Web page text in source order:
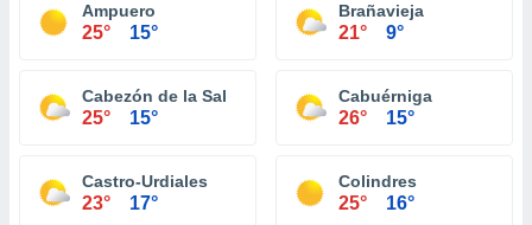
Ampuero
25° 15°
Brañavieja
21° 9°
Cabezón de la Sal
25° 15°
Cabuérniga
26° 15°
Castro-Urdiales
23° 17°
Colindres
25° 16°